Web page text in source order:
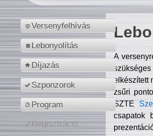
Versenyfelhívás
Lebonyolítás
Díjazás
Szponzorok
Program
Regisztráció
A
elkészített
zsűri
SZTE
csapatok